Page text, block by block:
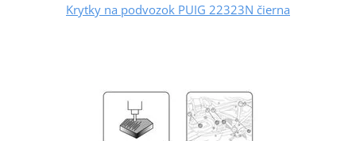
Krytky na podvozok PUIG 22323N čierna